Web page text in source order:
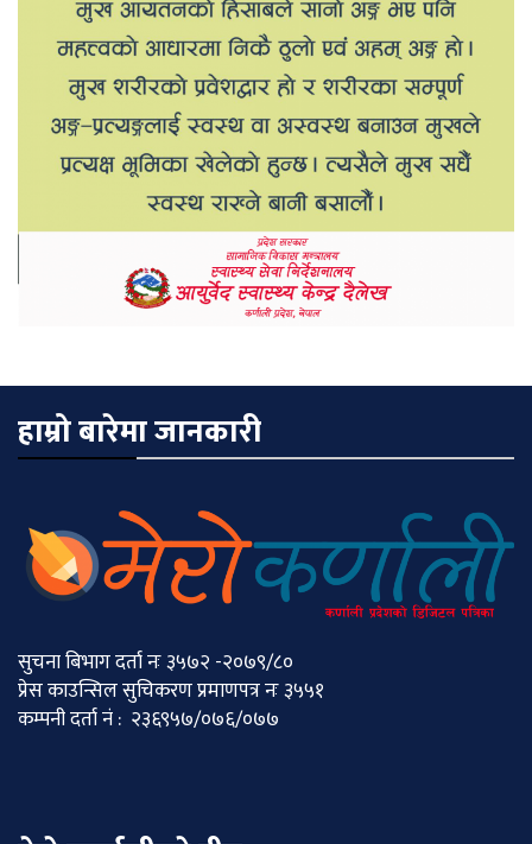
हाम्रो बारेमा जानकारी
सुचना बिभाग दर्ता नः ३५७२ -२०७९/८०
प्रेस काउन्सिल सुचिकरण प्रमाणपत्र नः ३५५१
कम्पनी दर्ता नं : २३६९५७/०७६/०७७